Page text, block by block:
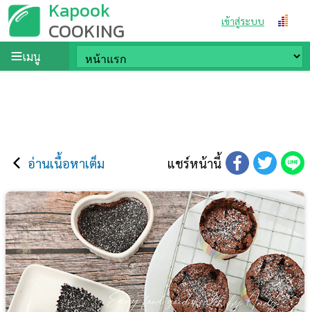
Kapook
COOKING เข้าสู่ระบบ
เมนู
อ่านเนื้อหาเต็ม แชร์หน้านี้